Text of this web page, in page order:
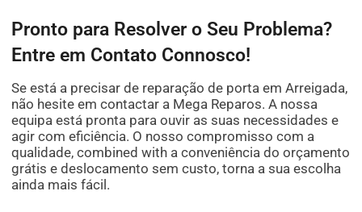
Pronto para Resolver o Seu Problema?
Entre em Contato Connosco!
Se está a precisar de reparação de porta em Arreigada,
não hesite em contactar a Mega Reparos. A nossa
equipa está pronta para ouvir as suas necessidades e
agir com eficiência. O nosso compromisso com a
qualidade, combined with a conveniência do orçamento
grátis e deslocamento sem custo, torna a sua escolha
ainda mais fácil.